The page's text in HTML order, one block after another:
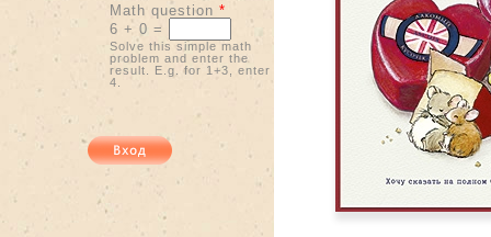
Math question *
6 + 0 =
Solve this simple math
problem and enter the
result. E.g. for 1+3, enter
4.